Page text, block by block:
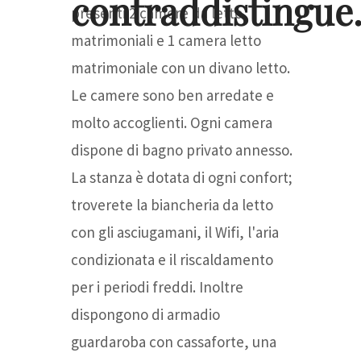
presenti 2 camere da letto
matrimoniali e 1 camera letto
matrimoniale con un divano letto.
Le camere sono ben arredate e
molto accoglienti. Ogni camera
dispone di bagno privato annesso.
La stanza è dotata di ogni confort;
troverete la biancheria da letto
con gli asciugamani, il Wifi, l'aria
condizionata e il riscaldamento
per i periodi freddi. Inoltre
dispongono di armadio
guardaroba con cassaforte, una